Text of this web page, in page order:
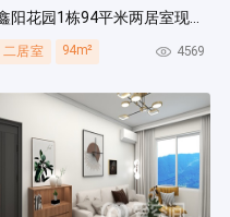
鑫阳花园1栋94平米两居室现代简约风装修案例
二居室 94m² 4569